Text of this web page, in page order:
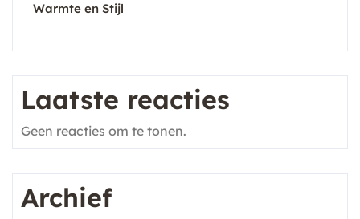
Warmte en Stijl
Laatste reacties
Geen reacties om te tonen.
Archief